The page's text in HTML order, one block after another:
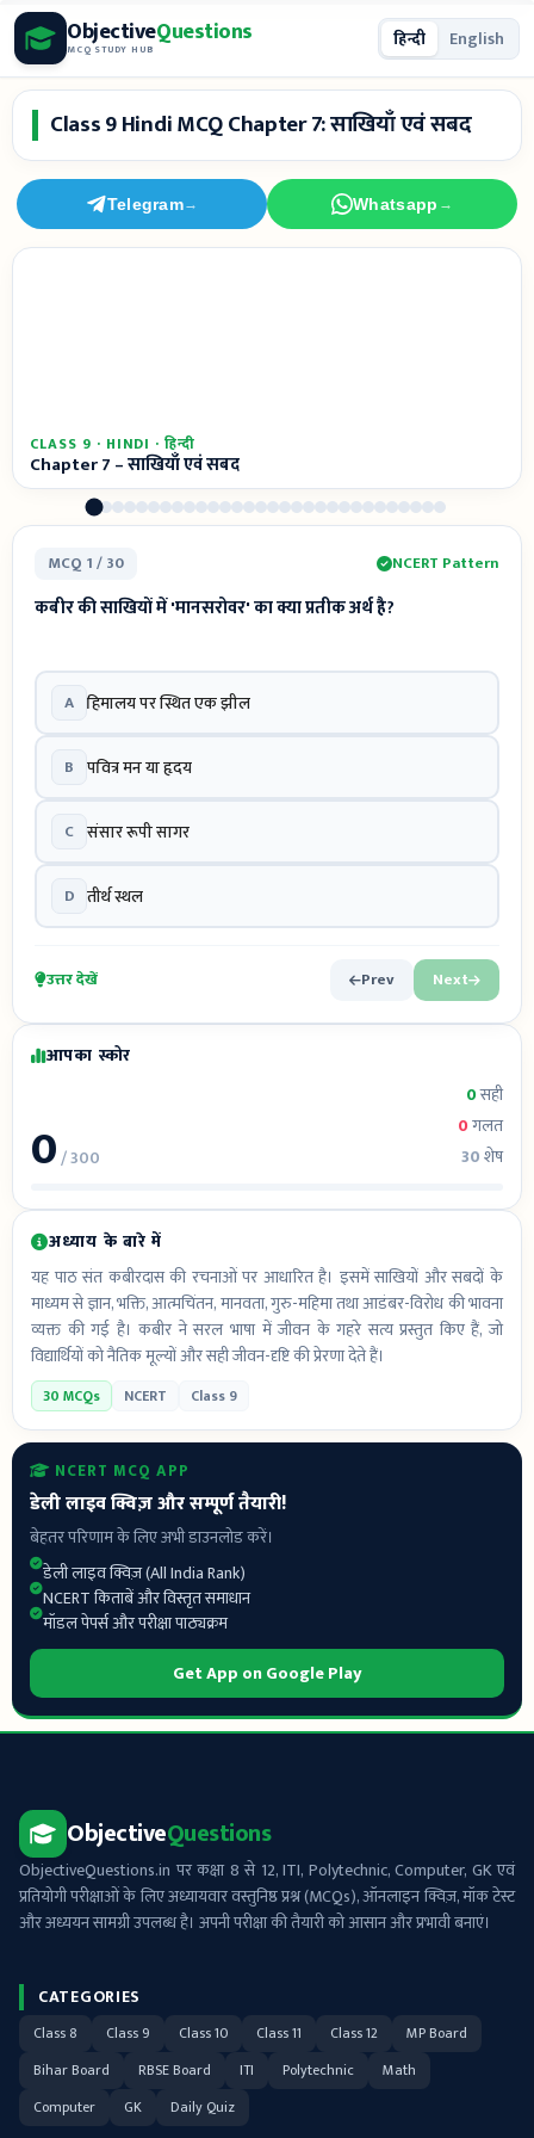
Skip
to
content
ObjectiveQuestions
MCQ STUDY HUB हिन्दी English
Class 9 Hindi MCQ Chapter 7: साखियाँ एवं सबद
Telegram→ Whatsapp →
CLASS 9 · HINDI · हिन्दी
Chapter 7 – साखियाँ एवं सबद
MCQ 1 / 30 NCERT Pattern
कबीर की साखियों में 'मानसरोवर' का क्या प्रतीक अर्थ है?
A हिमालय पर स्थित एक झील
B पवित्र मन या हृदय
C संसार रूपी सागर
D तीर्थ स्थल
उत्तर देखें Prev Next
आपका स्कोर
0/ 300
0सही
0गलत
30शेष
अध्याय के बारे में
यह पाठ संत कबीरदास की रचनाओं पर आधारित है। इसमें साखियों और सबदों के
माध्यम से ज्ञान, भक्ति, आत्मचिंतन, मानवता, गुरु-महिमा तथा आडंबर-विरोध की भावना
व्यक्त की गई है। कबीर ने सरल भाषा में जीवन के गहरे सत्य प्रस्तुत किए हैं, जो
विद्यार्थियों को नैतिक मूल्यों और सही जीवन-दृष्टि की प्रेरणा देते हैं।
30 MCQs NCERT Class 9
NCERT MCQ APP
डेली लाइव क्विज़ और सम्पूर्ण तैयारी!
बेहतर परिणाम के लिए अभी डाउनलोड करें।
डेली लाइव क्विज़ (All India Rank)
NCERT किताबें और विस्तृत समाधान
मॉडल पेपर्स और परीक्षा पाठ्यक्रम
Get App on Google Play
ObjectiveQuestions
ObjectiveQuestions.in पर कक्षा 8 से 12, ITI, Polytechnic, Computer, GK एवं
प्रतियोगी परीक्षाओं के लिए अध्यायवार वस्तुनिष्ठ प्रश्न (MCQs), ऑनलाइन क्विज़, मॉक टेस्ट
और अध्ययन सामग्री उपलब्ध है। अपनी परीक्षा की तैयारी को आसान और प्रभावी बनाएं।
CATEGORIES
Class 8 Class 9 Class 10 Class 11 Class 12
MP Board
Bihar Board
RBSE Board ITI Polytechnic
Math
Computer
GK Daily Quiz